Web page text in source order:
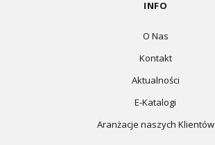
INFO
O Nas
Kontakt
Aktualności
E-Katalogi
Aranżacje naszych Klientów